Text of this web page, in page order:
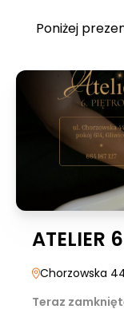
Poniżej
ATELIER
Chorzowska
Teraz